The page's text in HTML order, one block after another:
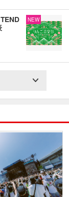
NEW